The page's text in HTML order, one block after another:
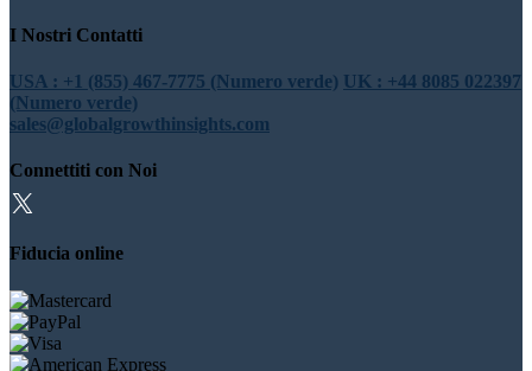
I Nostri Contatti
USA : +1 (855) 467-7775 (Numero verde) UK : +44 8085 022397
(Numero verde)
sales@globalgrowthinsights.com
Connettiti con Noi
Fiducia online